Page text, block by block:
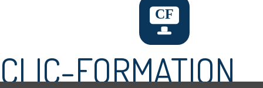
CLIC-FORMATION